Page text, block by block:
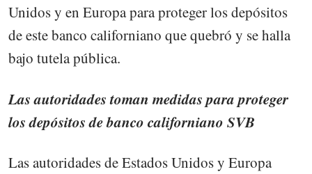
Unidos y en Europa para proteger los depósitos
de este banco californiano que quebró y se halla
bajo tutela pública.
Las autoridades toman medidas para proteger
los depósitos de banco californiano SVB
Las autoridades de Estados Unidos y Europa